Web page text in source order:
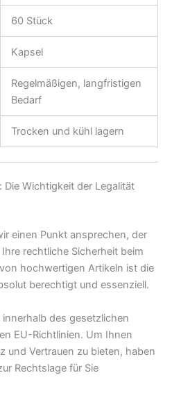
60 Stück
Kapsel
Regelmäßigen, langfristigen
Bedarf
Trocken und kühl lagern
Die Wichtigkeit der Legalität
einen Punkt ansprechen, der
rechtliche Sicherheit beim
hochwertigen Artikeln ist die
berechtigt und essenziell.
des gesetzlichen
EU-Richtlinien. Um Ihnen
und Vertrauen zu bieten, haben
Rechtslage für Sie